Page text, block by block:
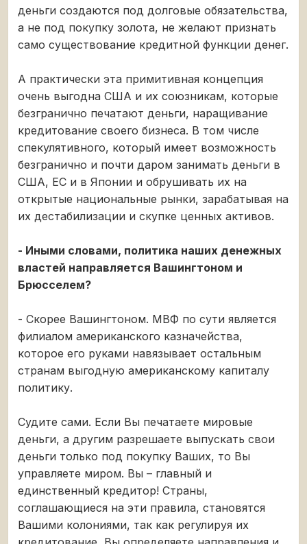
деньги создаются под долговые обязательства,
а не под покупку золота, не желают признать
само существование кредитной функции денег.
А практически эта примитивная концепция
очень выгодна США и их союзникам, которые
безгранично печатают деньги, наращивание
кредитование своего бизнеса. В том числе
спекулятивного, который имеет возможность
безгранично и почти даром занимать деньги в
США, ЕС и в Японии и обрушивать их на
открытые национальные рынки, зарабатывая на
их дестабилизации и скупке ценных активов.
- Иными словами, политика наших денежных
властей направляется Вашингтоном и
Брюсселем?
- Скорее Вашингтоном. МВФ по сути является
филиалом американского казначейства,
которое его руками навязывает остальным
странам выгодную американскому капиталу
политику.
Судите сами. Если Вы печатаете мировые
деньги, а другим разрешаете выпускать свои
деньги только под покупку Ваших, то Вы
управляете миром. Вы – главный и
единственный кредитор! Страны,
соглашающиеся на эти правила, становятся
Вашими колониями, так как регулируя их